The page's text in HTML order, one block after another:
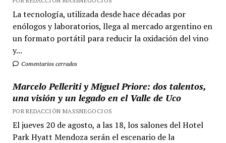
La tecnología, utilizada desde hace décadas por
enólogos y laboratorios, llega al mercado argentino en
un formato portátil para reducir la oxidación del vino
y...
Comentarios cerrados
Marcelo Pelleriti y Miguel Priore: dos talentos,
una visión y un legado en el Valle de Uco
POR REDACCIÓN MASSNEGOCIOS
El jueves 20 de agosto, a las 18, los salones del Hotel
Park Hyatt Mendoza serán el escenario de la